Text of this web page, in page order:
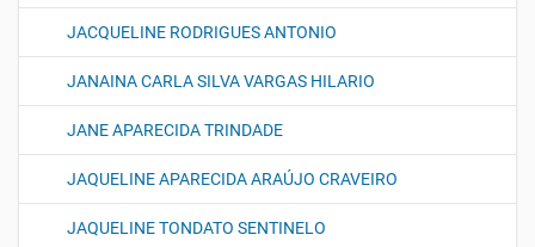
JACQUELINE RODRIGUES ANTONIO
JANAINA CARLA SILVA VARGAS HILARIO
JANE APARECIDA TRINDADE
JAQUELINE APARECIDA ARAÚJO CRAVEIRO
JAQUELINE TONDATO SENTINELO